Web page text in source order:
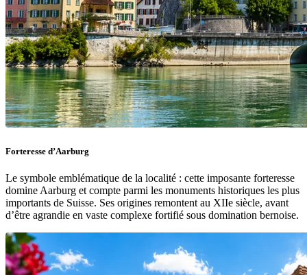
Forteresse d’Aarburg
Le symbole emblématique de la localité : cette imposante forteresse
domine Aarburg et compte parmi les monuments historiques les plus
importants de Suisse. Ses origines remontent au XIIe siècle, avant
d’être agrandie en vaste complexe fortifié sous domination bernoise.